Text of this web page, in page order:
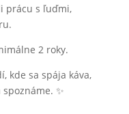
prácu s ľuďmi,
2 roky.
kde sa spája káva,
✨